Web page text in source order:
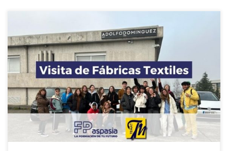
El pasado 5 de Febrero de 2024 los alumnos de la Escuela Técnica
Temat visitaron la fábrica de Adolfo Dominguez en Ourense y la
Sociedad Textil Lonia, que desarrollan las conocidas marcas de
moda Carolina Herrera (CH) y Purificación García (PG). Esta
actividad es clave para que los alumnos del […]